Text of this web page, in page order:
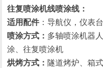
往复喷涂机线喷涂线：
适用配件：导航仪，仪表
喷涂方式： 多轴喷涂机器
涂、往复喷涂机
烘烤方式： 隧道烤炉、箱